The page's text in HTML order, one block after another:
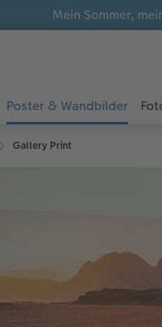
Mein Sommer,
Poster & Wandbilder
Gallery Print